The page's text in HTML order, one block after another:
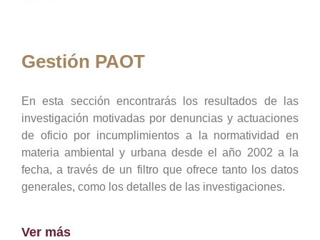
Gestión PAOT
En esta sección encontrarás los resultados de las
investigación motivadas por denuncias y actuaciones
de oficio por incumplimientos a la normatividad en
materia ambiental y urbana desde el año 2002 a la
fecha, a través de un filtro que ofrece tanto los datos
generales, como los detalles de las investigaciones.
Ver más